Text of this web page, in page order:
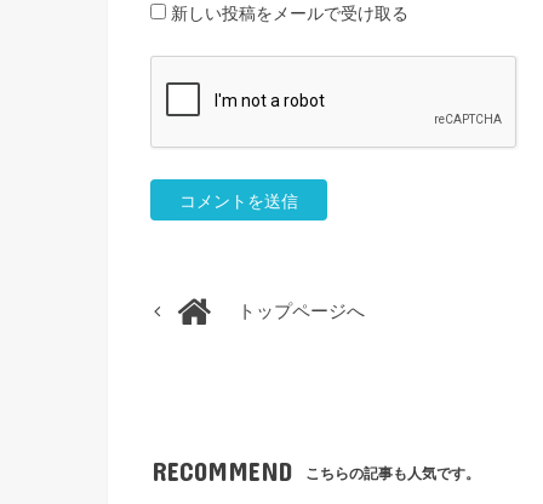
新しい投稿をメールで受け取る
トップページへ
RECOMMEND こちらの記事も人気です。